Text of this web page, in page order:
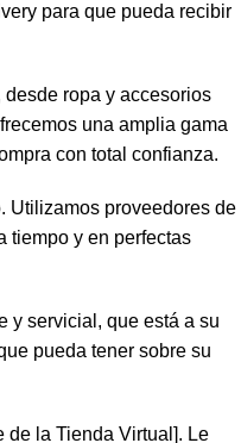
para que pueda recibir
ropa y accesorios
una amplia gama
con total confianza.
Utilizamos proveedores de
tiempo y en perfectas
y servicial, que está a su
pueda tener sobre su
de la Tienda Virtual]. Le